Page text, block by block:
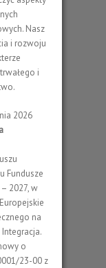
Nasz
i rozwoju
i
2026
Fundusze
2027, w
na
o
23-00 z